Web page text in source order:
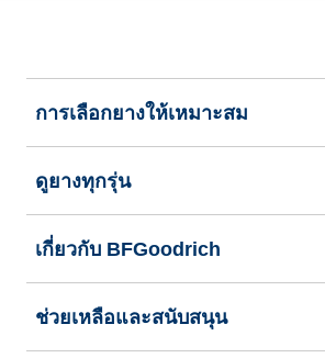
การเลือกยางให้เหมาะสม
ดูยางทุกรุ่น
เกี่ยวกับ BFGoodrich
ช่วยเหลือและสนับสนุน